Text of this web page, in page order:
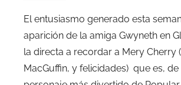
El entusiasmo generado esta
aparición de la amiga Gwyneth en
la directa a recordar a Mery Cherry
MacGuffin, y felicidades) que es, de